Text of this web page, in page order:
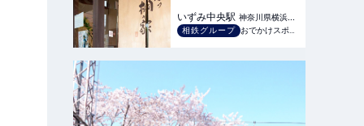
いずみ中央駅 神奈川県横浜市
泉区
相鉄グループ おでかけスポット